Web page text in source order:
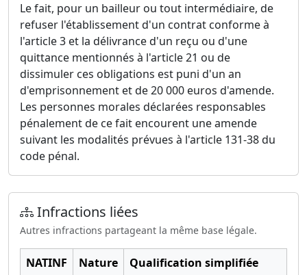
Le fait, pour un bailleur ou tout intermédiaire, de
refuser l'établissement d'un contrat conforme à
l'article 3 et la délivrance d'un reçu ou d'une
quittance mentionnés à l'article 21 ou de
dissimuler ces obligations est puni d'un an
d'emprisonnement et de 20 000 euros d'amende.
Les personnes morales déclarées responsables
pénalement de ce fait encourent une amende
suivant les modalités prévues à l'article 131-38 du
code pénal.
Infractions liées
Autres infractions partageant la même base légale.
NATINF Nature
Qualification simplifiée